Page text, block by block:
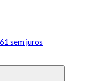
sem juros